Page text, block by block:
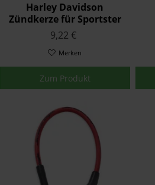
Harley Davidson
Zündkerze für Sportster
Twin Cam Modelle
32362-04A
9,22 €
Merken
Zum Produkt